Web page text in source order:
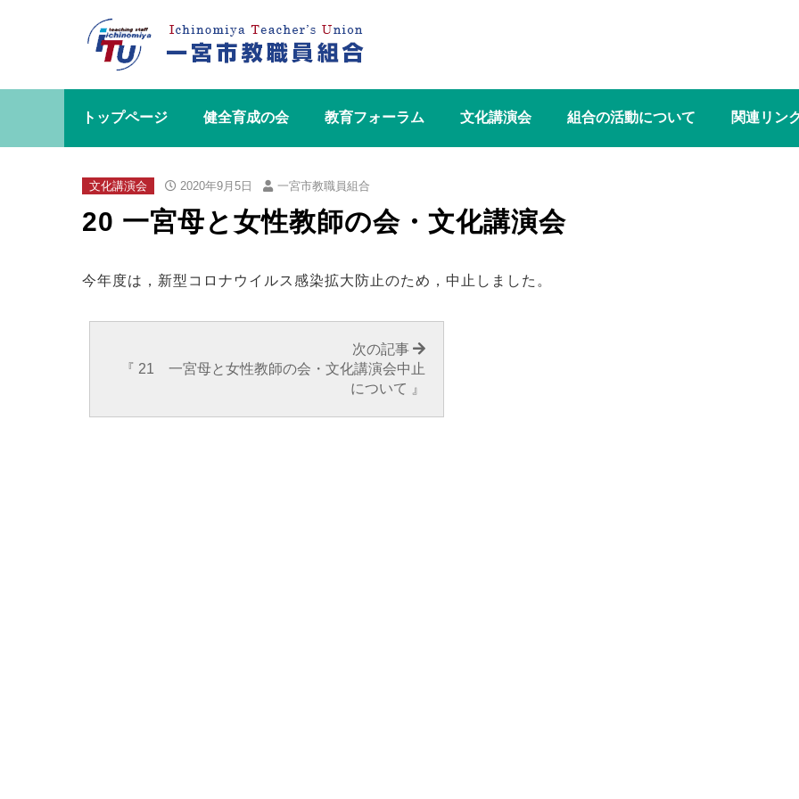
トップページ 健全育成の会 教育フォーラム 文化講演会 組合の活動について 関連リン
文化講演会 2020年9月5日 一宮市教職員組合
20 一宮母と女性教師の会・文化講演会
今年度は，新型コロナウイルス感染拡大防止のため，中止しました。
次の記事
『 21 一宮母と女性教師の会・文化講演会中止
について 』